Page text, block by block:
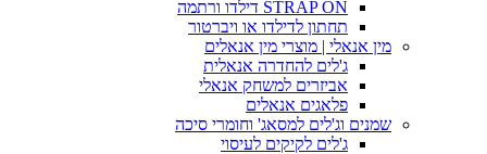
STRAP ON דילדו ורתמה
תחתון לדילדו או ויברטור
מין אנאלי | מוצרי מין אנאלים
ג'לים להחדרה אנאלית
אביזרים למשחק אנאלי
פלאגים אנאלים
שמנים וג'לים למסאג' וחומרי סיכה
ג'לים לקיקים לעיסוי